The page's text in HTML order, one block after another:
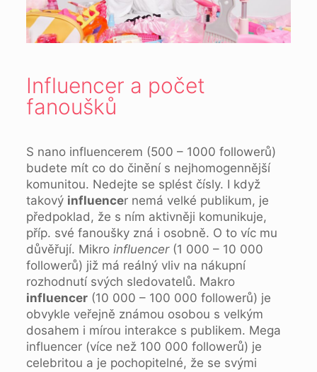
Influencer a počet
fanoušků
S nano influencerem (500 – 1000 followerů)
budete mít co do činění s nejhomogennější
komunitou. Nedejte se splést čísly. I když
takový influencer nemá velké publikum, je
předpoklad, že s ním aktivněji komunikuje,
příp. své fanoušky zná i osobně. O to víc mu
důvěřují. Mikro influencer(1 000 – 10 000
followerů) již má reálný vliv na nákupní
rozhodnutí svých sledovatelů. Makro
influencer(10 000 – 100 000 followerů) je
obvykle veřejně známou osobou s velkým
dosahem i mírou interakce s publikem. Mega
influencer (více než 100 000 followerů) je
celebritou a je pochopitelné, že se svými